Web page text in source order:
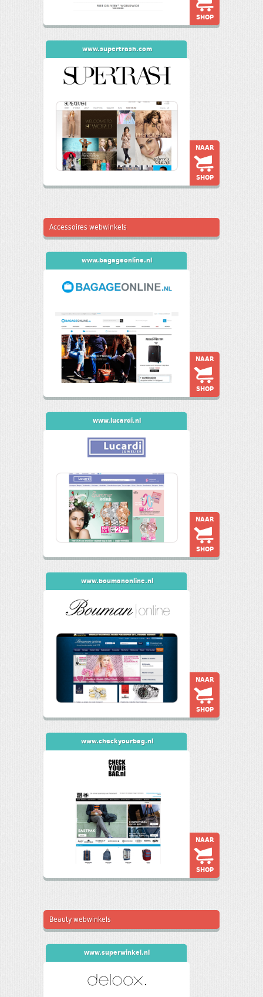
SHOP
www.supertrash.com
NAAR
SHOP
Accessoires webwinkels
www.bagageonline.nl
NAAR
SHOP
www.lucardi.nl
NAAR
SHOP
www.boumanonline.nl
NAAR
SHOP
www.checkyourbag.nl
NAAR
SHOP
Beauty webwinkels
www.superwinkel.nl